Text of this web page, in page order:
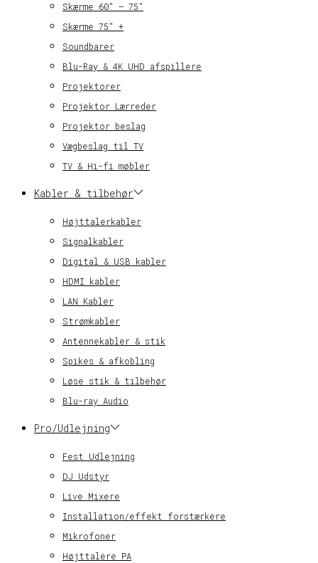
Skærme 60″ – 75″
Skærme 75″ +
Soundbarer
Blu-Ray & 4K UHD afspillere
Projektorer
Projektor Lærreder
Projektor beslag
Vægbeslag til TV
TV & Hi-fi møbler
Kabler & tilbehør
Højttalerkabler
Signalkabler
Digital & USB kabler
HDMI kabler
LAN Kabler
Strømkabler
Antennekabler & stik
Spikes & afkobling
Løse stik & tilbehør
Blu-ray Audio
Pro/Udlejning
Fest Udlejning
DJ Udstyr
Live Mixere
Installation/effekt forstærkere
Mikrofoner
Højttalere PA